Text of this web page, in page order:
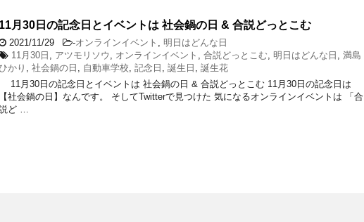
11月30日の記念日とイベントは 社会鍋の日 & 合説どっとこむ
2021/11/29 -オンラインイベント , 明日はどんな日
11月30日 , アツモリソウ , オンラインイベント , 合説どっとこむ, 明日はどんな日 , 満島
かり , 社会鍋の日 , 自動車学校, 記念日 , 誕生日 , 誕生花
11月30日の記念日とイベントは 社会鍋の日 & 合説どっとこむ 11月30日の記念日は
【社会鍋の日】なんです。 そしてTwitterで見つけた 気になるオンラインイベントは 「合
ど …